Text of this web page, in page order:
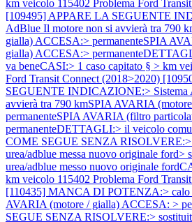
km veicolo 115402 Problema Ford
[109495] APPARE LA SEGUENTE
AdBlue Il motore non si avvierà tra 790
gialla) ACCESA:> permanenteSPIA
gialla) ACCESA:>
va beneCASI:> 1 caso capitato § > km
Ford Transit Connect (2018>2020)
SEGUENTE INDICAZIONE:> Sistema
avvierà tra 790 kmSPIA AVARIA
permanenteSPIA AVARIA (filtro
permanenteDETTAGLI:> il veicolo
COME SEGUE SENZA RISOLVERE:>
urea/adblue messa nuovo originale ford>
urea/adblue messo nuovo originale
km veicolo 115402 Problema Ford
[110435] MANCA DI POTENZA:> calo
AVARIA (motore / gialla) ACCESA: >
SEGUE SENZA RISOLVERE:>